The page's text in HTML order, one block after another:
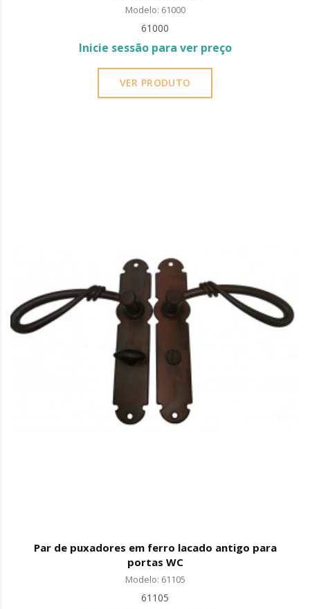
Modelo: 61000
61000
Inicie sessão para ver preço
VER PRODUTO
Par de puxadores em ferro lacado antigo para
portas WC
Modelo: 61105
61105